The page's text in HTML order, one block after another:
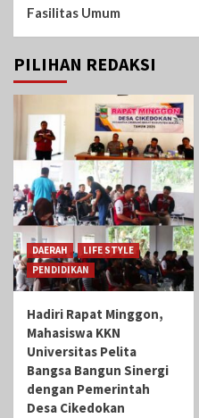
Fasilitas Umum
PILIHAN REDAKSI
DAERAH
LIFE STYLE
PENDIDIKAN
Hadiri Rapat Minggon,
Mahasiswa KKN
Universitas Pelita
Bangsa Bangun Sinergi
dengan Pemerintah
Desa Cikedokan